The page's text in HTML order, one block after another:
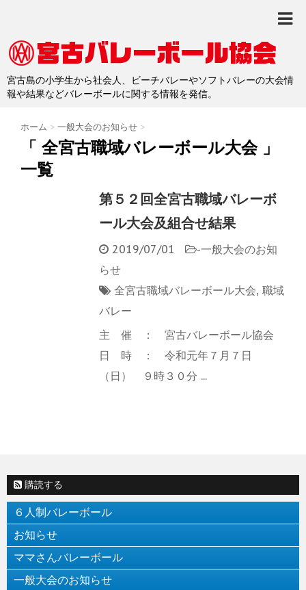
宮古島の小学生から社会人、ビーチバレーやソフトバレーの大会情
報や結果などバレーボールに関する情報を発信。
ホーム > 一般大会のお知らせ >
「 全宮古職域バレーボール大会 」
一覧
第５２回全宮古職域バレーボ
ール大会及組合せ結果
2019/07/01 -一般大会のお知
らせ
全宮古職域バレーボール大会, 職域
バレー
主 催 ： 宮古バレーボール協会
日 時 ： 令和元年７月７日
（日） ９時３０分 ...
購読する
６人制バレーボール
お知らせ
ママさんバレーボール
一般大会のお知らせ